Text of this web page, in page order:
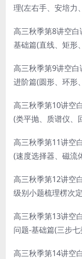
理(左右手、安培力
高三秋季第8讲空
基础篇(直线、矩形
高三秋季第9讲空
进阶篇(圆形、环形
高三秋季第10讲空
(类平抛、质谱仪、
高三秋季第11讲空
(速度选择器、磁流
高三秋季第12讲空
级别小题梳理楞次
高三秋季第13讲空
问题-基础篇(三步
高三秋季第14讲空